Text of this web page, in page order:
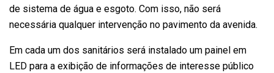
de sistema de água e esgoto. Com isso, não será
necessária qualquer intervenção no pavimento da avenida.
Em cada um dos sanitários será instalado um painel em
LED para a exibição de informações de interesse público